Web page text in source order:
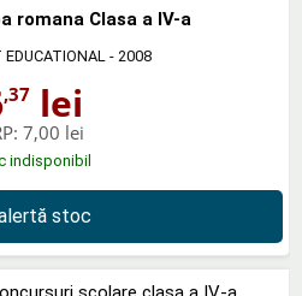
romana Clasa a IV-a
- 2008
,37lei
7,00 lei
indisponibil
stoc